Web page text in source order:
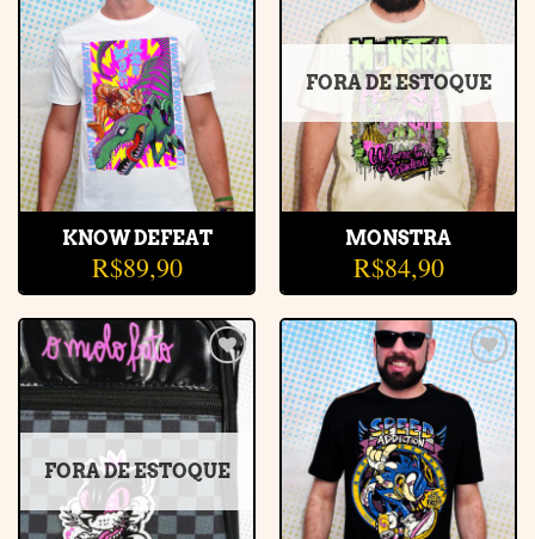
Adicionar
à lista de
desejos
KNOW DEFEAT
R$89,90
Adicionar
à lista de
desejos
FORA DE ESTOQUE
MONSTRA
R$84,90
Adicionar
à lista de
FORA DE ESTOQUE
Adicionar
à lista de
desejos